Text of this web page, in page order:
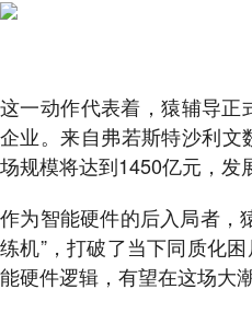
这一动作代表着，猿辅导
企业。来自弗若斯特沙利
场规模将达到1450亿元，发
作为智能硬件的后入局者，
练机”，打破了当下同质化
能硬件逻辑，有望在这场大